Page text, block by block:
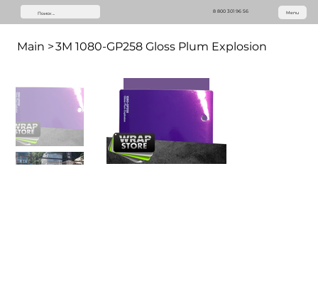
8 800 301 96 56 Menu
Main >3M 1080-GP258 Gloss Plum Explosion